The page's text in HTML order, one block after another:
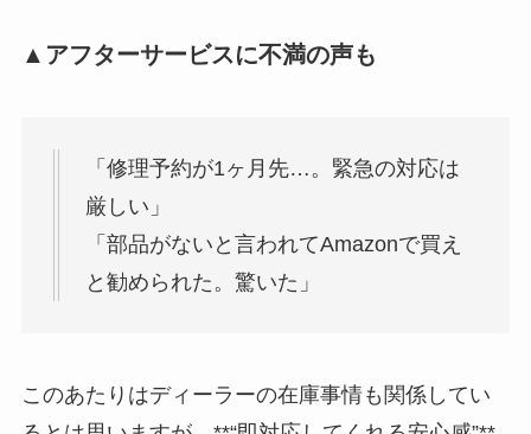
▲アフターサービスに不満の声も
「修理予約が1ヶ月先…。緊急の対応は
厳しい」
「部品がないと言われてAmazonで買え
と勧められた。驚いた」
このあたりはディーラーの在庫事情も関係してい